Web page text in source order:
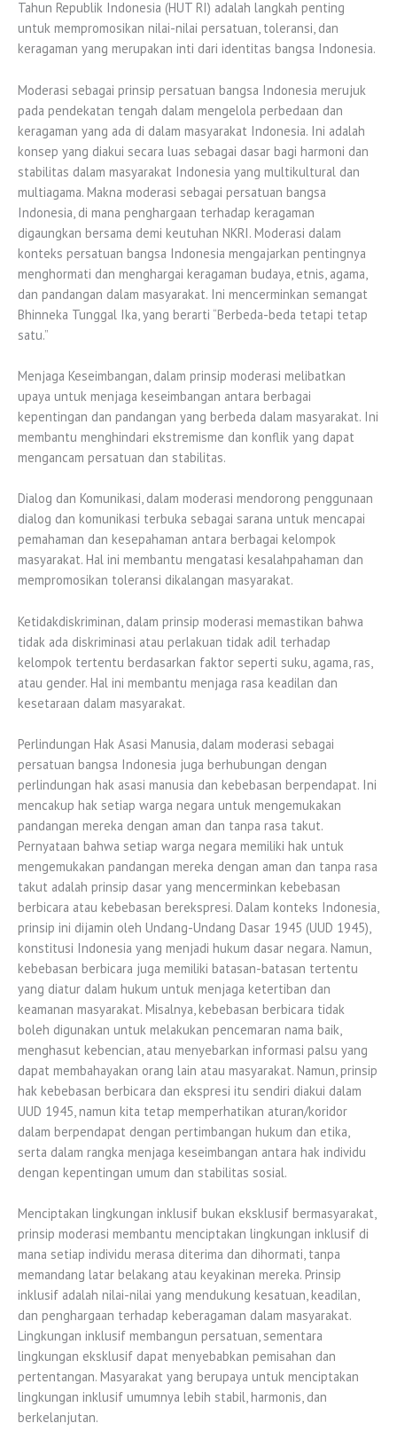
Tahun Republik Indonesia (HUT RI) adalah langkah penting
untuk mempromosikan nilai-nilai persatuan, toleransi, dan
keragaman yang merupakan inti dari identitas bangsa Indonesia.
Moderasi sebagai prinsip persatuan bangsa Indonesia merujuk
pada pendekatan tengah dalam mengelola perbedaan dan
keragaman yang ada di dalam masyarakat Indonesia. Ini adalah
konsep yang diakui secara luas sebagai dasar bagi harmoni dan
stabilitas dalam masyarakat Indonesia yang multikultural dan
multiagama. Makna moderasi sebagai persatuan bangsa
Indonesia, di mana penghargaan terhadap keragaman
digaungkan bersama demi keutuhan NKRI. Moderasi dalam
konteks persatuan bangsa Indonesia mengajarkan pentingnya
menghormati dan menghargai keragaman budaya, etnis, agama,
dan pandangan dalam masyarakat. Ini mencerminkan semangat
Bhinneka Tunggal Ika, yang berarti “Berbeda-beda tetapi tetap
satu.”
Menjaga Keseimbangan, dalam prinsip moderasi melibatkan
upaya untuk menjaga keseimbangan antara berbagai
kepentingan dan pandangan yang berbeda dalam masyarakat. Ini
membantu menghindari ekstremisme dan konflik yang dapat
mengancam persatuan dan stabilitas.
Dialog dan Komunikasi, dalam moderasi mendorong penggunaan
dialog dan komunikasi terbuka sebagai sarana untuk mencapai
pemahaman dan kesepahaman antara berbagai kelompok
masyarakat. Hal ini membantu mengatasi kesalahpahaman dan
mempromosikan toleransi dikalangan masyarakat.
Ketidakdiskriminan, dalam prinsip moderasi memastikan bahwa
tidak ada diskriminasi atau perlakuan tidak adil terhadap
kelompok tertentu berdasarkan faktor seperti suku, agama, ras,
atau gender. Hal ini membantu menjaga rasa keadilan dan
kesetaraan dalam masyarakat.
Perlindungan Hak Asasi Manusia, dalam moderasi sebagai
persatuan bangsa Indonesia juga berhubungan dengan
perlindungan hak asasi manusia dan kebebasan berpendapat. Ini
mencakup hak setiap warga negara untuk mengemukakan
pandangan mereka dengan aman dan tanpa rasa takut.
Pernyataan bahwa setiap warga negara memiliki hak untuk
mengemukakan pandangan mereka dengan aman dan tanpa rasa
takut adalah prinsip dasar yang mencerminkan kebebasan
berbicara atau kebebasan berekspresi. Dalam konteks Indonesia,
prinsip ini dijamin oleh Undang-Undang Dasar 1945 (UUD 1945),
konstitusi Indonesia yang menjadi hukum dasar negara. Namun,
kebebasan berbicara juga memiliki batasan-batasan tertentu
yang diatur dalam hukum untuk menjaga ketertiban dan
keamanan masyarakat. Misalnya, kebebasan berbicara tidak
boleh digunakan untuk melakukan pencemaran nama baik,
menghasut kebencian, atau menyebarkan informasi palsu yang
dapat membahayakan orang lain atau masyarakat. Namun, prinsip
hak kebebasan berbicara dan ekspresi itu sendiri diakui dalam
UUD 1945, namun kita tetap memperhatikan aturan/koridor
dalam berpendapat dengan pertimbangan hukum dan etika,
serta dalam rangka menjaga keseimbangan antara hak individu
dengan kepentingan umum dan stabilitas sosial.
Menciptakan lingkungan inklusif bukan eksklusif bermasyarakat,
prinsip moderasi membantu menciptakan lingkungan inklusif di
mana setiap individu merasa diterima dan dihormati, tanpa
memandang latar belakang atau keyakinan mereka. Prinsip
inklusif adalah nilai-nilai yang mendukung kesatuan, keadilan,
dan penghargaan terhadap keberagaman dalam masyarakat.
Lingkungan inklusif membangun persatuan, sementara
lingkungan eksklusif dapat menyebabkan pemisahan dan
pertentangan. Masyarakat yang berupaya untuk menciptakan
lingkungan inklusif umumnya lebih stabil, harmonis, dan
berkelanjutan.